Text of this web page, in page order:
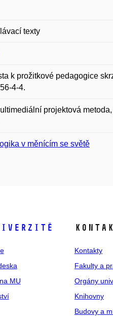
texty
k prožitkové pedagogice
4-4.
projektová
v měnícím se světě
MU
Kontakty
Fakulty a
Orgány
Knihovny
Budovy a